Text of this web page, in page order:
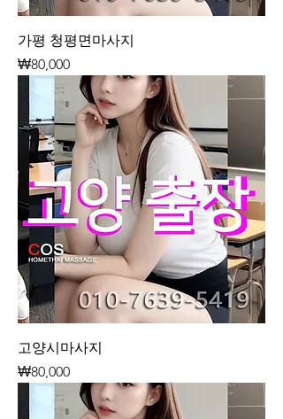
가평 청평면마사지
가격
₩80,000
고양시마사지
가격
₩80,000